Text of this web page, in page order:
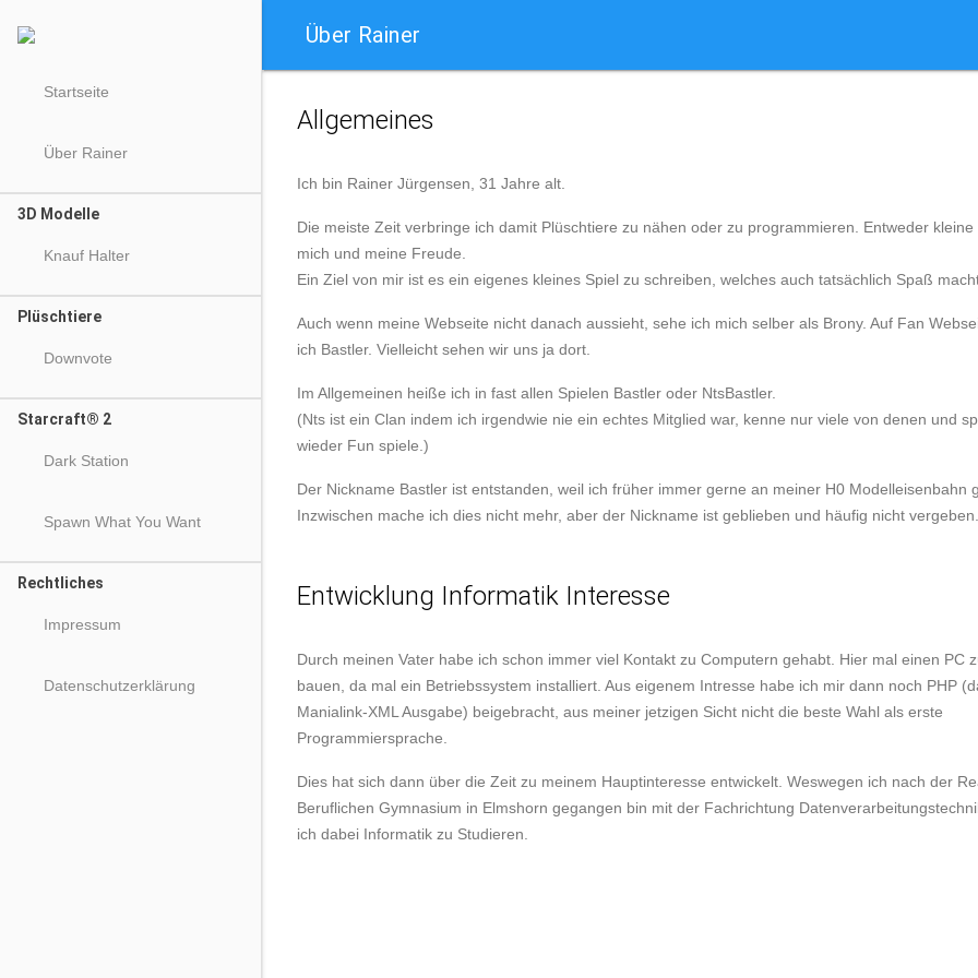
 Über Rainer
Startseite
Über Rainer
3D Modelle
Knauf Halter
Plüschtiere
Downvote
Starcraft® 2
Dark Station
Spawn What You Want
Rechtliches
Impressum
Datenschutzerklärung
Allgemeines
Ich bin Rainer Jürgensen , 31 Jahre alt.
Die meiste Zeit verbringe ich damit Plüschtiere zu nähen oder zu programmieren. Entweder
mich und meine Freude.
Ein Ziel von mir ist es ein eigenes kleines Spiel zu schreiben, welches auch tatsächlich Spaß
Auch wenn meine Webseite nicht danach aussieht, sehe ich mich selber als Brony. Auf Fan
ich Bastler. Vielleicht sehen wir uns ja dort.
Im Allgemeinen heiße ich in fast allen Spielen Bastler oder NtsBastler.
(Nts ist ein Clan indem ich irgendwie nie ein echtes Mitglied war, kenne nur viele von denen und
wieder Fun spiele.)
Der Nickname Bastler ist entstanden, weil ich früher immer gerne an meiner H0 Modelleisenbahn
Inzwischen mache ich dies nicht mehr, aber der Nickname ist geblieben und häufig nicht vergeben.
Entwicklung Informatik Interesse
Durch meinen Vater habe ich schon immer viel Kontakt zu Computern gehabt. Hier mal einen PC
bauen, da mal ein Betriebssystem installiert. Aus eigenem Intresse habe ich mir dann noch PHP
Manialink-XML Ausgabe) beigebracht, aus meiner jetzigen Sicht nicht die beste Wahl als erste
Programmiersprache.
Dies hat sich dann über die Zeit zu meinem Hauptinteresse entwickelt. Weswegen ich nach der
Beruflichen Gymnasium in Elmshorn gegangen bin mit der Fachrichtung
ich dabei Informatik zu Studieren.